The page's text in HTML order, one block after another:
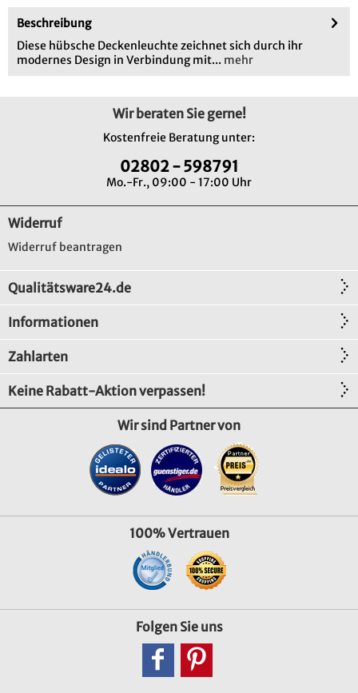
Beschreibung
Diese hübsche Deckenleuchte zeichnet sich durch ihr
modernes Design in Verbindung mit... mehr
Wir beraten Sie gerne!
Kostenfreie Beratung unter:
02802 - 598791
Mo.-Fr., 09:00 - 17:00 Uhr
Widerruf
Widerruf beantragen
Qualitätsware24.de
Informationen
Zahlarten
Keine Rabatt-Aktion verpassen!
Wir sind Partner von
100% Vertrauen
Folgen Sie uns